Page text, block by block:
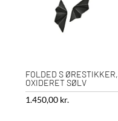
FOLDED S ØRESTIKKER,
OXIDERET SØLV
1.450,00 kr.